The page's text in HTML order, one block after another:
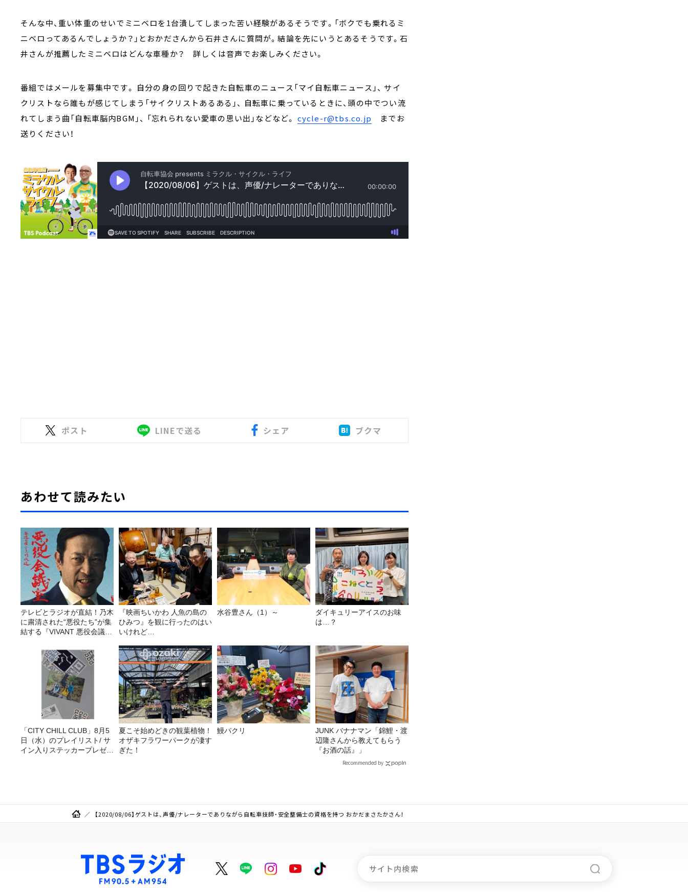
そんな中、重い体重のせいでミニベロを1台潰してしまった苦い経験があるそうです。「ボクでも乗れるミ
ニベロってあるんでしょうか？」とおかださんから石井さんに質問が。結論を先にいうとあるそうです。石
井さんが推薦したミニベロはどんな車種か？ 詳しくは音声でお楽しみください。
番組ではメールを募集中です。 自分の身の回りで起きた自転車のニュース「マイ自転車ニュース」、 サイ
クリストなら誰もが感じてしまう「サイクリストあるある」、 自転車に乗っているときに、頭の中でつい流
れてしまう曲「自転車脳内BGM」、 「忘れられない愛車の思い出」などなど。 cycle-r@tbs.co.jp までお
送りください！
ポスト LINEで送る シェア ブクマ
あわせて読みたい
テレビとラジオが直結！乃木
に粛清された“悪役たち”が集
結する『VIVANT 悪役会議
『映画ちいかわ 人魚の島の
ひみつ』を観に行ったのはい
いけれど…
水谷豊さん（1）～
ダイキュリーアイスのお味
は…？
「CITY CHILL CLUB」8月5
日（水）のプレイリスト/ サ
イン入りステッカープレゼン
夏こそ始めどきの観葉植物！
オザキフラワーパークが凄す
ぎた！
鰻パクリ
JUNK バナナマン「錦鯉・渡
辺隆さんから教えてもらう
『お酒の話』」
Recommended by
【2020/08/06】ゲストは、声優/ナレーターでありながら自転車技師・安全整備士の資格を持つ おかだまさたかさん！